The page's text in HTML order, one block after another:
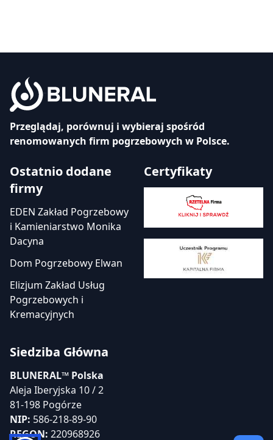
Przeglądaj, porównuj i wybieraj spośród
renomowanych firm pogrzebowych w Polsce.
Ostatnio dodane
firmy
EDEN Zakład Pogrzebowy
i Kamieniarstwo Monika
Dacyna
Dom Pogrzebowy Elwan
Elizjum Zakład Usług
Pogrzebowych i
Kremacyjnych
Certyfikaty
Siedziba Główna
BLUNERAL™ Polska
Aleja Iberyjska 10 / 2
81-198 Pogórze
NIP: 586-218-89-90
REGON: 220968926